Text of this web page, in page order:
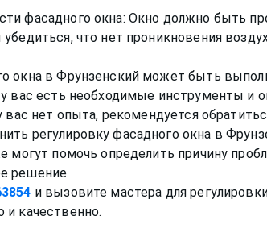
фасадного окна: Окно должно быть
что нет проникновения
окна в Фрунзенский может быть
у вас есть необходимые инструменты и
вас нет опыта, рекомендуется
регулировку фасадного окна в
могут помочь определить причину
решение.
и вызовите мастера для